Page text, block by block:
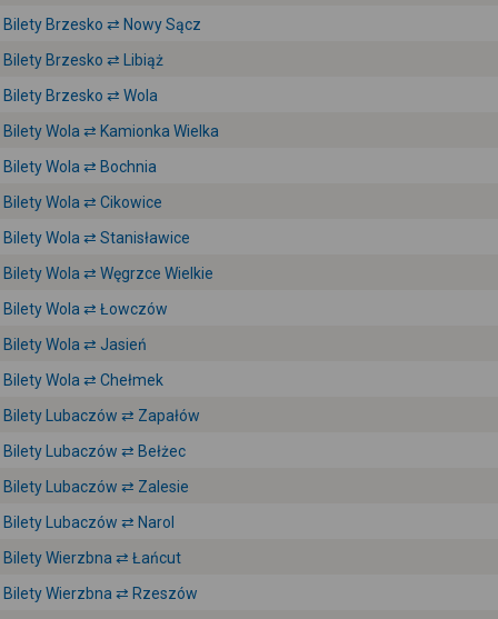
Bilety Brzesko ⇄ Nowy Sącz
Bilety Brzesko ⇄ Libiąż
Bilety Brzesko ⇄ Wola
Bilety Wola ⇄ Kamionka Wielka
Bilety Wola ⇄ Bochnia
Bilety Wola ⇄ Cikowice
Bilety Wola ⇄ Stanisławice
Bilety Wola ⇄ Węgrzce Wielkie
Bilety Wola ⇄ Łowczów
Bilety Wola ⇄ Jasień
Bilety Wola ⇄ Chełmek
Bilety Lubaczów ⇄ Zapałów
Bilety Lubaczów ⇄ Bełżec
Bilety Lubaczów ⇄ Zalesie
Bilety Lubaczów ⇄ Narol
Bilety Wierzbna ⇄ Łańcut
Bilety Wierzbna ⇄ Rzeszów